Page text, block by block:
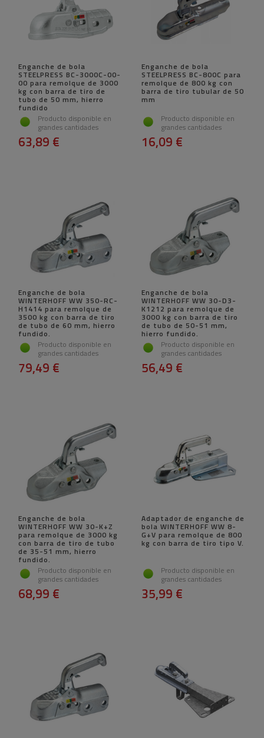
Enganche de bola
STEELPRESS BC-3000C-00-
00 para remolque de 3000
kg con barra de tiro de
tubo de 50 mm, hierro
fundido
Producto disponible en
grandes cantidades
63,89 €
Enganche de bola
STEELPRESS BC-800C para
remolque de 800 kg con
barra de tiro tubular de 50
mm
Producto disponible en
grandes cantidades
16,09 €
Enganche de bola
WINTERHOFF WW 350-RC-
H1414 para remolque de
3500 kg con barra de tiro
de tubo de 60 mm, hierro
fundido.
Producto disponible en
grandes cantidades
79,49 €
Enganche de bola
WINTERHOFF WW 30-D3-
K1212 para remolque de
3000 kg con barra de tiro
de tubo de 50-51 mm,
hierro fundido.
Producto disponible en
grandes cantidades
56,49 €
Enganche de bola
WINTERHOFF WW 30-K+Z
para remolque de 3000 kg
con barra de tiro de tubo
de 35-51 mm, hierro
fundido.
Producto disponible en
grandes cantidades
68,99 €
Adaptador de enganche de
bola WINTERHOFF WW 8-
G+V para remolque de 800
kg con barra de tiro tipo V.
Producto disponible en
grandes cantidades
35,99 €